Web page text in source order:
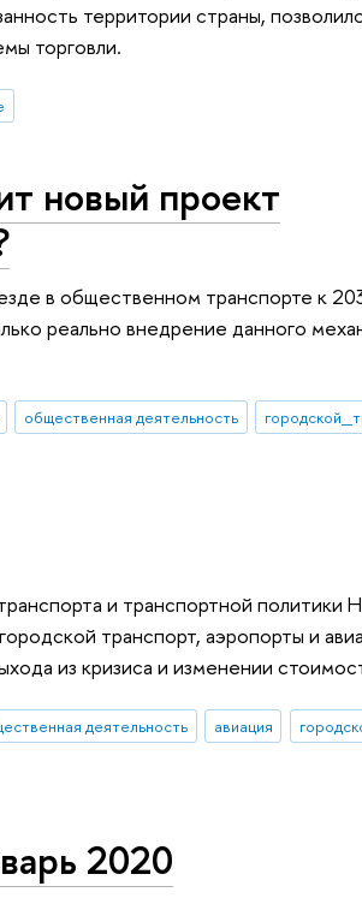
территории страны,
торговли.
новый проект
в общественном транспорте к
реально внедрение данного
общественная деятельность
и транспортной
транспорт, аэропорты и
из кризиса и изменении
деятельность авиация
2020